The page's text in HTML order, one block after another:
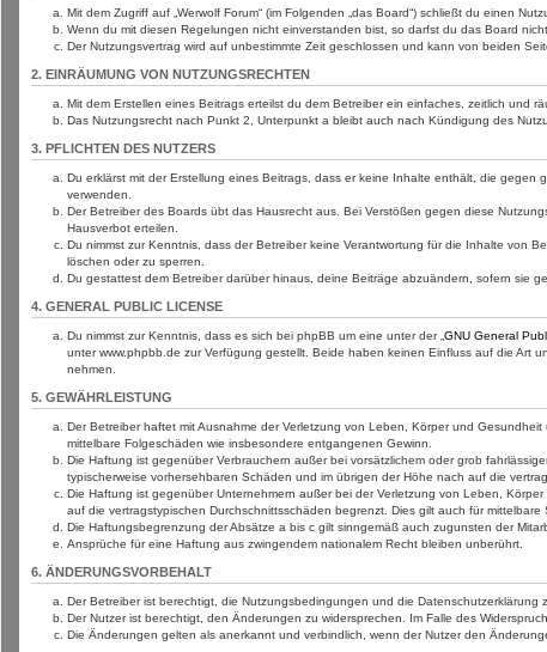
Mit dem Zugriff auf „Werwolf Forum“ (im Folgenden „das Board“) schließt du einen
Wenn du mit diesen Regelungen nicht einverstanden bist, so darfst du das Board
Der Nutzungsvertrag wird auf unbestimmte Zeit geschlossen und kann von beiden
2. EINRÄUMUNG VON NUTZUNGSRECHTEN
Mit dem Erstellen eines Beitrags erteilst du dem Betreiber ein einfaches, zeitlich und
Das Nutzungsrecht nach Punkt 2, Unterpunkt a bleibt auch nach Kündigung des
3. PFLICHTEN DES NUTZERS
Du erklärst mit der Erstellung eines Beitrags, dass er keine Inhalte enthält, die
verwenden.
Der Betreiber des Boards übt das Hausrecht aus. Bei Verstößen gegen diese
Hausverbot erteilen.
Du nimmst zur Kenntnis, dass der Betreiber keine Verantwortung für die Inhalte von
löschen oder zu sperren.
Du gestattest dem Betreiber darüber hinaus, deine Beiträge abzuändern, sofern sie
4. GENERAL PUBLIC LICENSE
Du nimmst zur Kenntnis, dass es sich bei phpBB um eine unter der „ GNU General
unter www.phpbb.de zur Verfügung gestellt. Beide haben keinen Einfluss auf die Art
nehmen.
5. GEWÄHRLEISTUNG
Der Betreiber haftet mit Ausnahme der Verletzung von Leben, Körper und
mittelbare Folgeschäden wie insbesondere entgangenen Gewinn.
Die Haftung ist gegenüber Verbrauchern außer bei vorsätzlichem oder grob
typischerweise vorhersehbaren Schäden und im übrigen der Höhe nach auf die
Die Haftung ist gegenüber Unternehmern außer bei der Verletzung von Leben,
auf die vertragstypischen Durchschnittsschäden begrenzt. Dies gilt auch für
Die Haftungsbegrenzung der Absätze a bis c gilt sinngemäß auch zugunsten der
Ansprüche für eine Haftung aus zwingendem nationalem Recht bleiben unberührt.
6. ÄNDERUNGSVORBEHALT
Der Betreiber ist berechtigt, die Nutzungsbedingungen und die Datenschutzerklärung
Der Nutzer ist berechtigt, den Änderungen zu widersprechen. Im Falle des
Die Änderungen gelten als anerkannt und verbindlich, wenn der Nutzer den